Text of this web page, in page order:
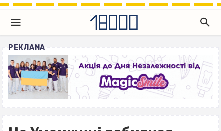
РЕКЛАМА